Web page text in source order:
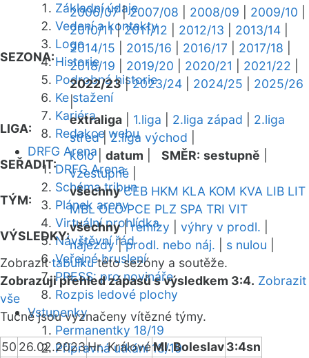
Základní údaje
Vedení a kontakty
Logo
Historie
Podrobná historie
Ke stažení
Kariéra
Redakce webu
DRFG Arena
DRFG Arena
Schéma tribun
Plánek areny
Virtuální prohlídka
Návštěvní řád
Veřejné bruslení
PRESS: pro novináře
Rozpis ledové plochy
Vstupenky
Permanentky 18/19
Přípravná utkání 18/19
SEZONA:
2006/07|2007/08 2008/09 2009/10
2010/11|2011/12 2012/13 2013/14
2014/15
2015/16 2016/17 2017/18
2018/19
2019/20 2020/21 2021/22
2022/23|2023/24 2024/25
2025/26
|
LIGA:
extraliga 1.liga 2.liga západ
2.liga
střed|2.liga východ
SEŘADIT:
kolo| datum SMĚR: sestupně
vzestupně
TÝM:
všechny CEB HKM KLA KOM KVA LIB LIT
MBL OLO PCE PLZ SPA TRI VIT
VÝSLEDKY:
všechny|remízy výhry v prodl.
nájezdy|prodl. nebo náj. s nulou
Zobrazittabulkutéto sezóny a soutěže.
Zobrazuji přehled zápasů s výsledkem 3:4. Zobrazit
vše
Tučně jsou vyznačeny vítězné týmy.
50 26.02.2023Hr. KrálovéMl. Boleslav3:4sn